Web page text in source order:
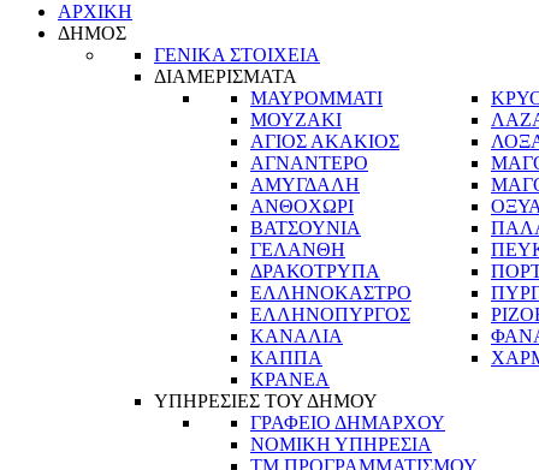
ΑΡΧΙΚΗ
ΔΗΜΟΣ
ΓΕΝΙΚΑ ΣΤΟΙΧΕΙΑ
ΔΙΑΜΕΡΙΣΜΑΤΑ
ΜΑΥΡΟΜΜΑΤΙ
ΜΟΥΖΑΚΙ
ΑΓΙΟΣ ΑΚΑΚΙΟΣ
ΑΓΝΑΝΤΕΡΟ
ΑΜΥΓΔΑΛΗ
ΑΝΘΟΧΩΡΙ
ΒΑΤΣΟΥΝΙΑ
ΓΕΛΑΝΘΗ
ΔΡΑΚΟΤΡΥΠΑ
ΕΛΛΗΝΟΚΑΣΤΡΟ
ΕΛΛΗΝΟΠΥΡΓΟΣ
ΚΑΝΑΛΙΑ
ΚΑΠΠΑ
ΚΡΑΝΕΑ
ΥΠΗΡΕΣΙΕΣ ΤΟΥ ΔΗΜΟΥ
ΓΡΑΦΕΙΟ ΔΗΜΑΡΧΟΥ
ΝΟΜΙΚΗ ΥΠΗΡΕΣΙΑ
ΤΜ.ΠΡΟΓΡΑΜΜΑΤΙΣΜΟΥ